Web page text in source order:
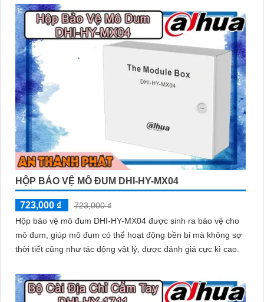
HỘP BẢO VỆ MÔ ĐUM DHI-HY-MX04
723,000 ₫
723,000 ₫
Hộp bảo vệ mô đum DHI-HY-MX04 được sinh ra bảo vệ cho
mô đum, giúp mô đum có thể hoạt động bền bỉ mà không sợ
thời tiết cũng như tác động vật lý, được đánh giá cực kì cao.